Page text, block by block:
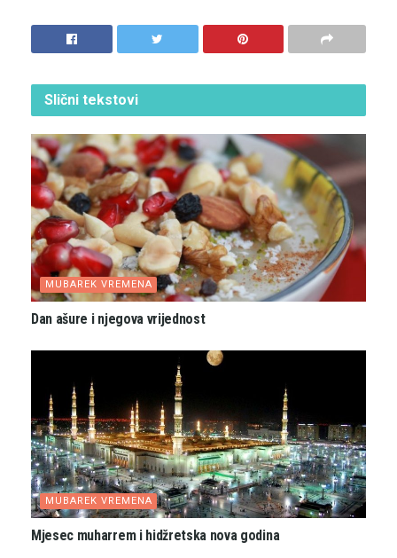
Slični tekstovi
MUBAREK VREMENA
Dan ašure i njegova vrijednost
MUBAREK VREMENA
Mjesec muharrem i hidžretska nova godina